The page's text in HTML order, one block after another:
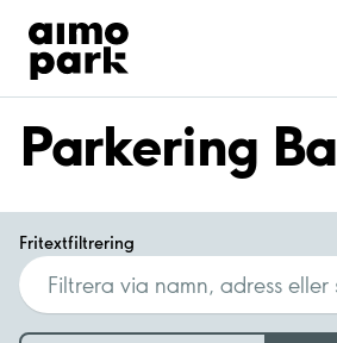
Hitta parkering
Samarbete
Kundservice
Om Aimo Park
Parkering
Fritextfiltrering